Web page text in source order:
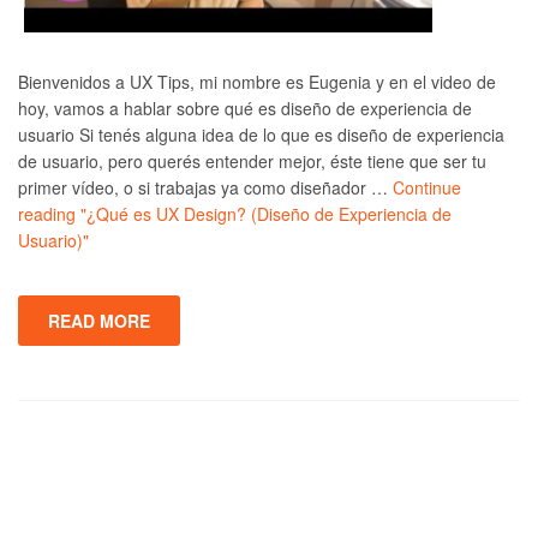
Bienvenidos a UX Tips, mi nombre es Eugenia y en el video de
hoy, vamos a hablar sobre qué es diseño de experiencia de
usuario Si tenés alguna idea de lo que es diseño de experiencia
de usuario, pero querés entender mejor, éste tiene que ser tu
primer vídeo, o si trabajas ya como diseñador … Continue
reading "¿Qué es UX Design? (Diseño de Experiencia de
Usuario)"
READ MORE